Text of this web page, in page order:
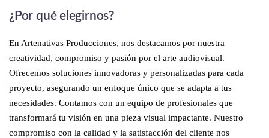
¿Por qué elegirnos?
En Artenativas Producciones, nos destacamos por nuestra
creatividad, compromiso y pasión por el arte audiovisual.
Ofrecemos soluciones innovadoras y personalizadas para cada
proyecto, asegurando un enfoque único que se adapta a tus
necesidades. Contamos con un equipo de profesionales que
transformará tu visión en una pieza visual impactante. Nuestro
compromiso con la calidad y la satisfacción del cliente nos